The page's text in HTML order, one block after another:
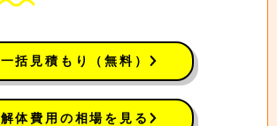
一括見積もり（無料）
解体費用の相場を見る